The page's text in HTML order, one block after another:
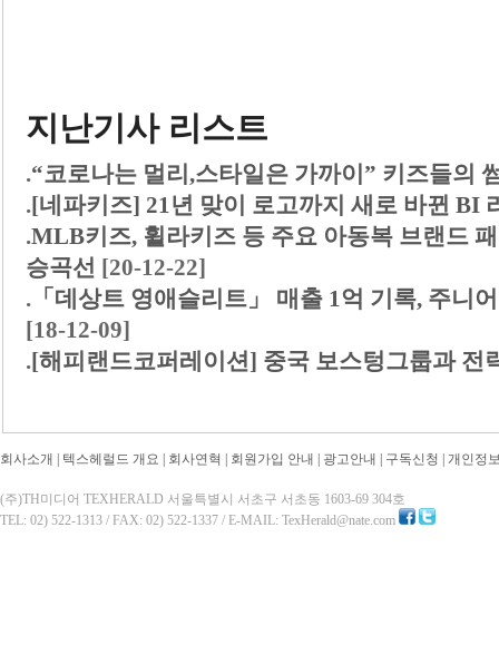
지난기사 리스트
.“코로나는 멀리,스타일은 가까이” 키즈들의
.[네파키즈] 21년 맞이 로고까지 새로 바뀐 BI
.MLB키즈, 휠라키즈 등 주요 아동복 브랜드
승곡선 [20-12-22]
. 「데상트 영애슬리트」 매출 1억 기록, 주니
[18-12-09]
.[해피랜드코퍼레이션] 중국 보스텅그룹과 전
회사소개 텍스헤럴드 개요 회사연혁 회원가입 안내 광고안내 구독신청 개인정
(주)TH미디어 TEXHERALD 서울특별시 서초구 서초동 1603-69 304호
TEL: 02) 522-1313 / FAX: 02) 522-1337 / E-MAIL: TexHerald@nate.com